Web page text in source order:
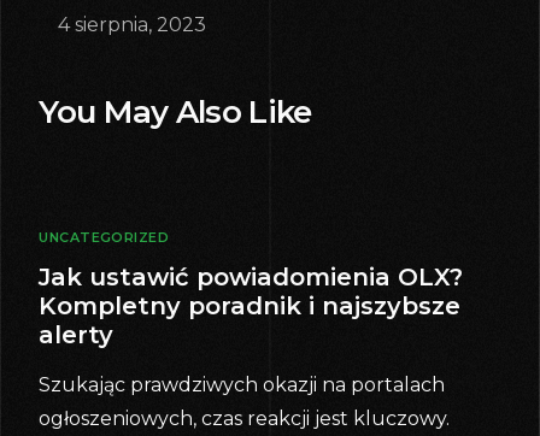
4 sierpnia, 2023
You May Also Like
UNCATEGORIZED
Jak ustawić powiadomienia OLX?
Kompletny poradnik i najszybsze
alerty
Szukając prawdziwych okazji na portalach
ogłoszeniowych, czas reakcji jest kluczowy.